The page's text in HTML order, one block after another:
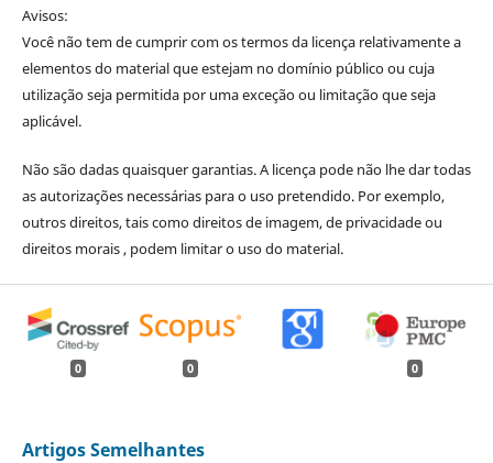
Avisos:
Você não tem de cumprir com os termos da licença relativamente a
elementos do material que estejam no domínio público ou cuja
utilização seja permitida por uma exceção ou limitação que seja
aplicável.
Não são dadas quaisquer garantias. A licença pode não lhe dar todas
as autorizações necessárias para o uso pretendido. Por exemplo,
outros direitos, tais como direitos de imagem, de privacidade ou
direitos morais , podem limitar o uso do material.
0 0 0
Artigos Semelhantes